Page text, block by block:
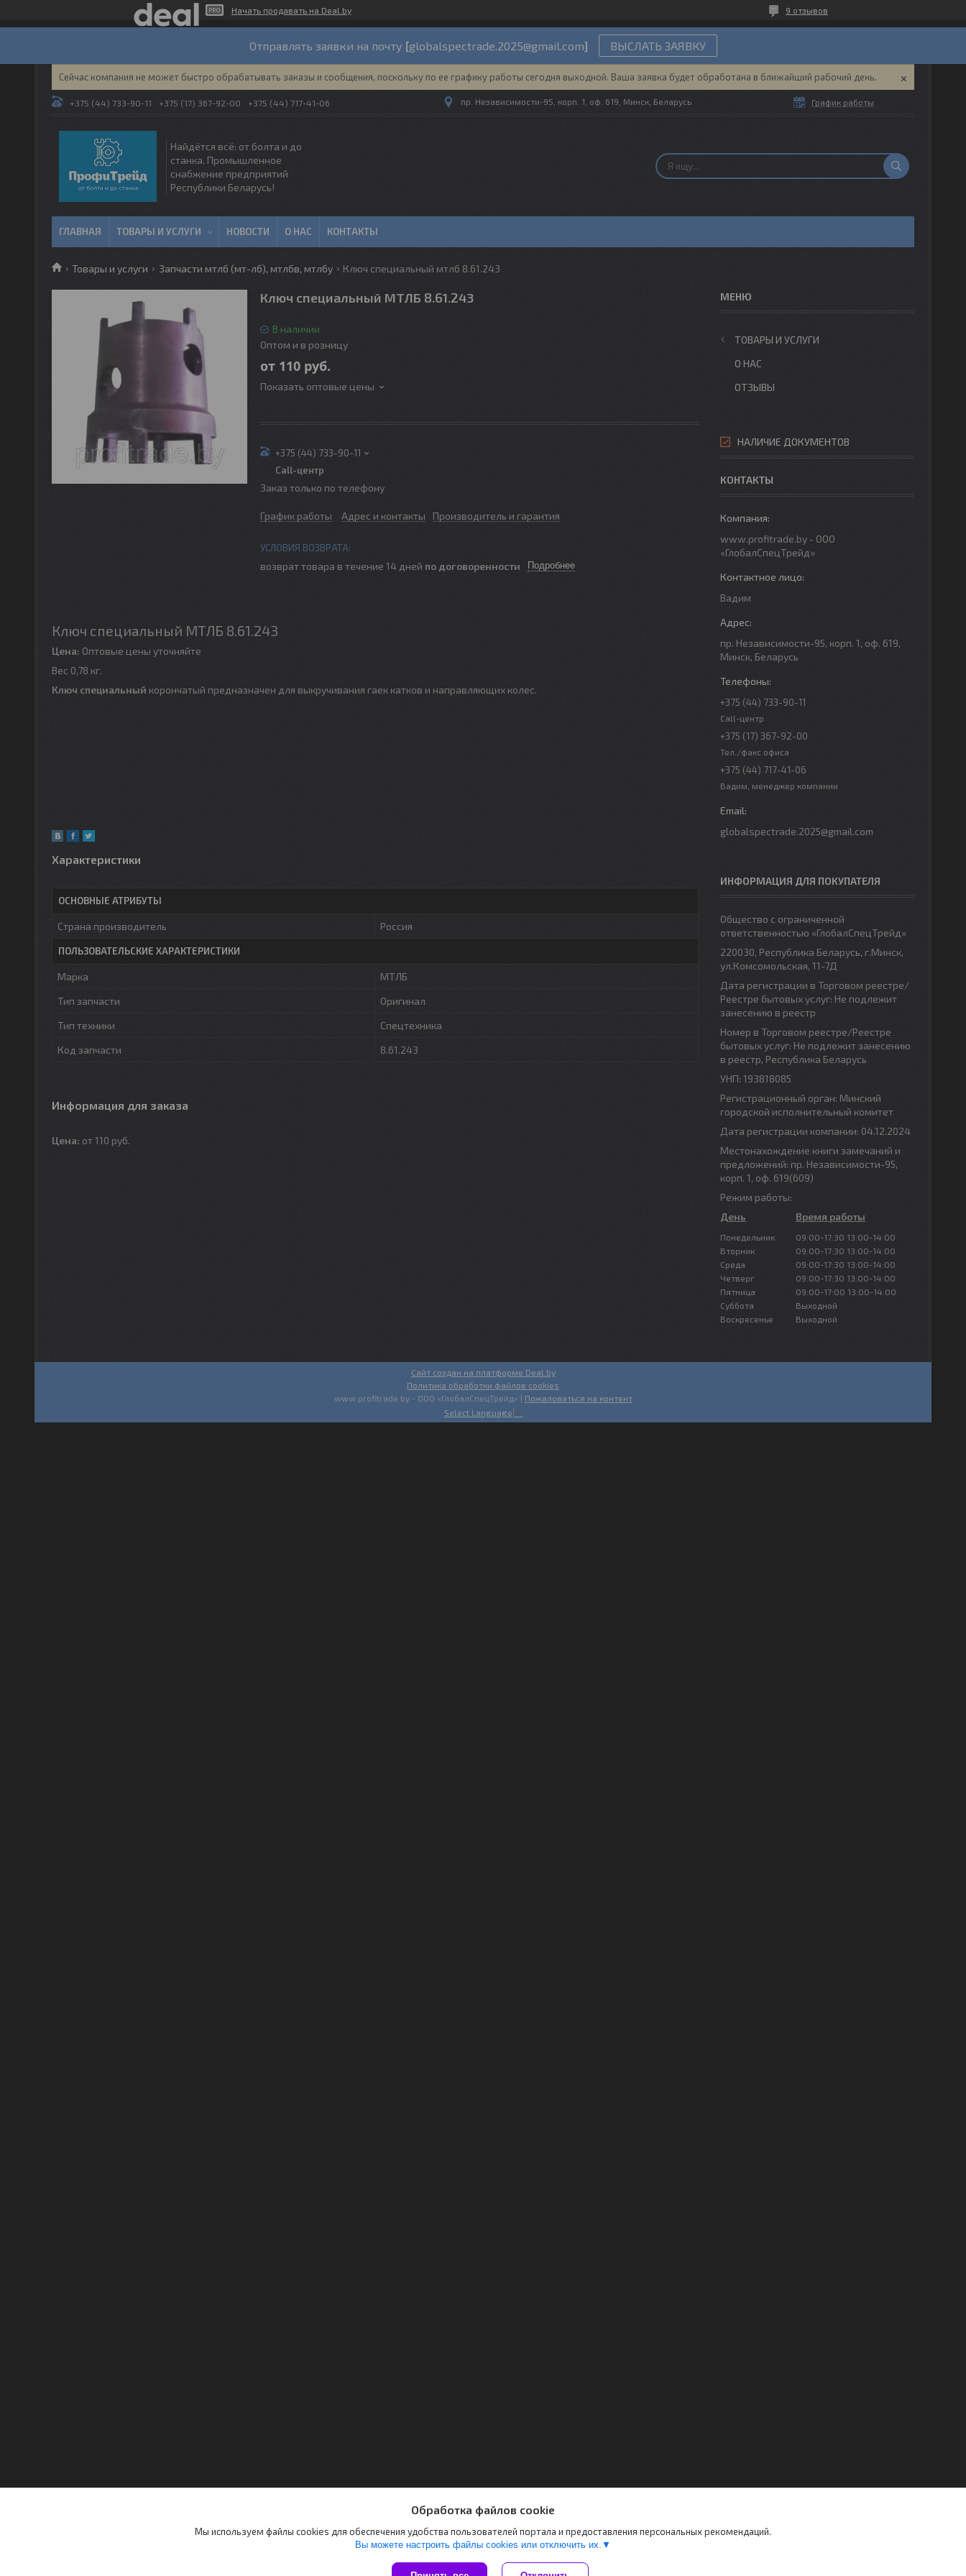
Начать продавать на Deal.by 9 отзывов
Отправлять заявки на почту [globalspectrade.2025@gmail.com] ВЫСЛАТЬ ЗАЯВКУ
Сейчас компания не может быстро обрабатывать заказы и сообщения, поскольку по ее графику работы сегодня выходной. Ваша заявка будет обработана в ближайший рабочий день.
+375 (44) 733-90-11 +375 (17) 367-92-00 +375 (44) 717-41-06 пр. Независимости-95, корп. 1, оф. 619, Минск, Беларусь График работы
Найдётся всё: от болта и до
станка. Промышленное
снабжение предприятий
Республики Беларусь!
ГЛАВНАЯ ТОВАРЫ И УСЛУГИ НОВОСТИ О НАС КОНТАКТЫ
Товары и услуги Запчасти мтлб (мт-лб), мтлбв, мтлбу Ключ специальный мтлб 8.61.243
Ключ специальный МТЛБ 8.61.243
В наличии
Оптом и в розницу
от 110 руб.
Показать оптовые цены
+375 (44) 733-90-11
Call-центр
Заказ только по телефону
График работы Адрес и контакты Производитель и гарантия
возврат товара в течение 14 дней по договоренности Подробнее
Ключ специальный МТЛБ 8.61.243
Цена: Оптовые цены уточняйте
Вес 0,78 кг.
Ключ специальный корончатый предназначен для выкручивания гаек катков и направляющих колес.
Характеристики
ОСНОВНЫЕ АТРИБУТЫ
Страна производитель Россия
ПОЛЬЗОВАТЕЛЬСКИЕ ХАРАКТЕРИСТИКИ
Марка
МТЛБ
Тип запчасти
Оригинал
Тип техники
Спецтехника
Код запчасти
8.61.243
Информация для заказа
Цена: от 110 руб.
ТОВАРЫ И УСЛУГИ
О НАС
ОТЗЫВЫ
НАЛИЧИЕ ДОКУМЕНТОВ
КОНТАКТЫ
www.profitrade.by - ООО
«ГлобалСпецТрейд»
Вадим
пр. Независимости-95, корп. 1, оф. 619,
Минск, Беларусь
+375 (44) 733-90-11
Call-центр
+375 (17) 367-92-00
Тел./факс офиса
+375 (44) 717-41-06
Вадим, менеджер компании
globalspectrade.2025@gmail.com
ИНФОРМАЦИЯ ДЛЯ ПОКУПАТЕЛЯ
Общество с ограниченной
ответственностью «ГлобалСпецТрейд»
220030, Республика Беларусь, г.Минск,
ул.Комсомольская, 11-7Д
Дата регистрации в Торговом реестре/
Реестре бытовых услуг: Не подлежит
занесению в реестр
Номер в Торговом реестре/Реестре
бытовых услуг: Не подлежит занесению
в реестр, Республика Беларусь
УНП: 193818085
Регистрационный орган: Минский
городской исполнительный комитет
Дата регистрации компании: 04.12.2024
Местонахождение книги замечаний и
предложений: пр. Независимости-95,
корп. 1, оф. 619(609)
Режим работы:
День
Время работы
Понедельник 09:00-17:30 13:00-14:00
Вторник
09:00-17:30 13:00-14:00
Среда
09:00-17:30 13:00-14:00
Четверг
09:00-17:30 13:00-14:00
Пятница
09:00-17:00 13:00-14:00
Суббота
Выходной
Воскресенье
Выходной
Сайт создан на платформе Deal.by
Политика обработки файлов cookies
Обработка файлов cookie
Мы используем файлы cookies для обеспечения удобства пользователей портала и предоставления персональных рекомендаций.
Вы можете настроить файлы cookies или отключить их.
www.profitrade.by - ООО «ГлобалСпецТрейд» | Пожаловаться на контент
Select Language ▼